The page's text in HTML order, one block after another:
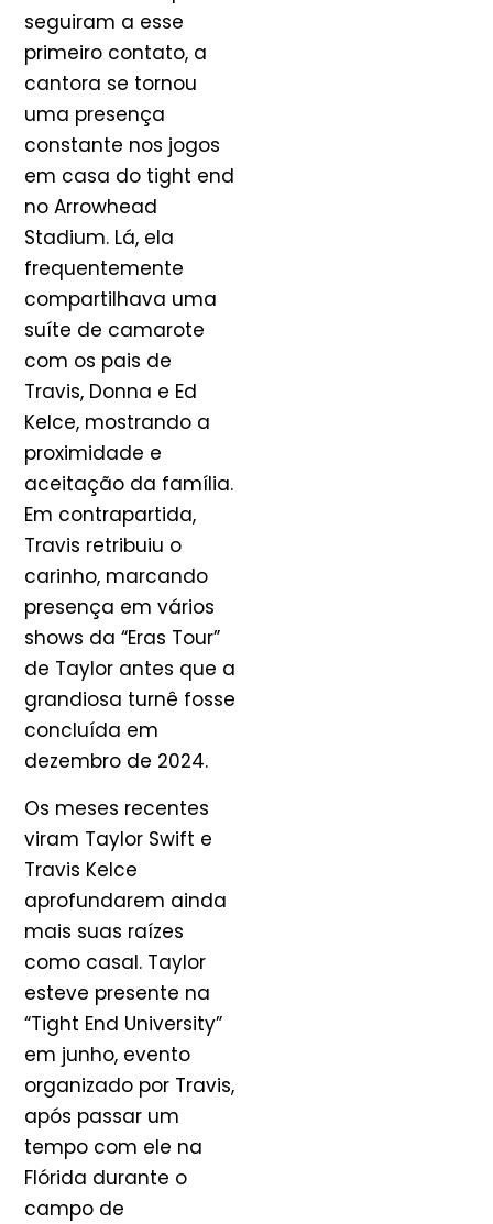
seguiram a esse
primeiro contato, a
cantora se tornou
uma presença
constante nos jogos
em casa do tight end
no Arrowhead
Stadium. Lá, ela
frequentemente
compartilhava uma
suíte de camarote
com os pais de
Travis, Donna e Ed
Kelce, mostrando a
proximidade e
aceitação da família.
Em contrapartida,
Travis retribuiu o
carinho, marcando
presença em vários
shows da “Eras Tour”
de Taylor antes que a
grandiosa turnê fosse
concluída em
dezembro de 2024.
Os meses recentes
viram Taylor Swift e
Travis Kelce
aprofundarem ainda
mais suas raízes
como casal. Taylor
esteve presente na
“Tight End University”
em junho, evento
organizado por Travis,
após passar um
tempo com ele na
Flórida durante o
campo de